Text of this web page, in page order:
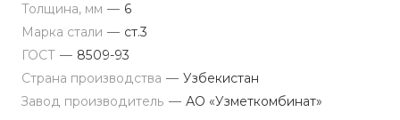
Толщина, мм — 6
Марка стали — ст.3
ГОСТ — 8509-93
Страна производства — Узбекистан
Завод производитель — АО «Узметкомбинат»